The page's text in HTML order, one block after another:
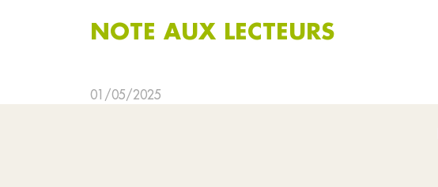
NOTE AUX LECTEURS
01/05/2025